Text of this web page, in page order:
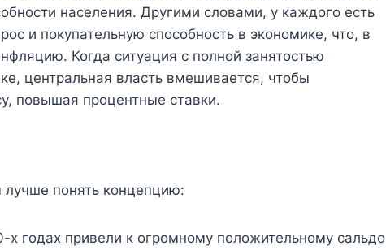
населения. Другими словами, у каждого есть
и покупательную способность в экономике, что, в
Когда ситуация с полной занятостью
центральная власть вмешивается, чтобы
повышая процентные ставки.
понять концепцию:
х годах привели к огромному положительному сальдо